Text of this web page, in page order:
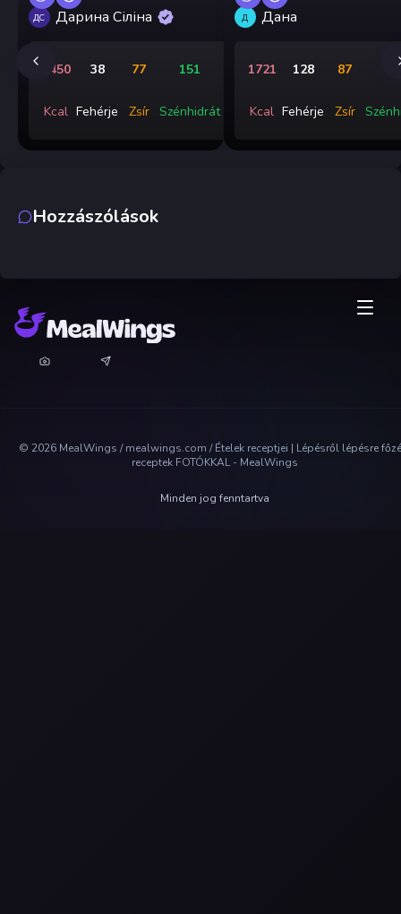
ДС Дарина Сіліна
1450
Kcal
38
Fehérje
77
Zsír
151
Szénhidrát
Д Дана
1721
Kcal
128
Fehérje
87
Zsír
Hozzászólások
© 2026 MealWings / mealwings.com /Ételek receptjei | Lépésről lépésre
receptek FOTÓKKAL - MealWings
Minden jog fenntartva